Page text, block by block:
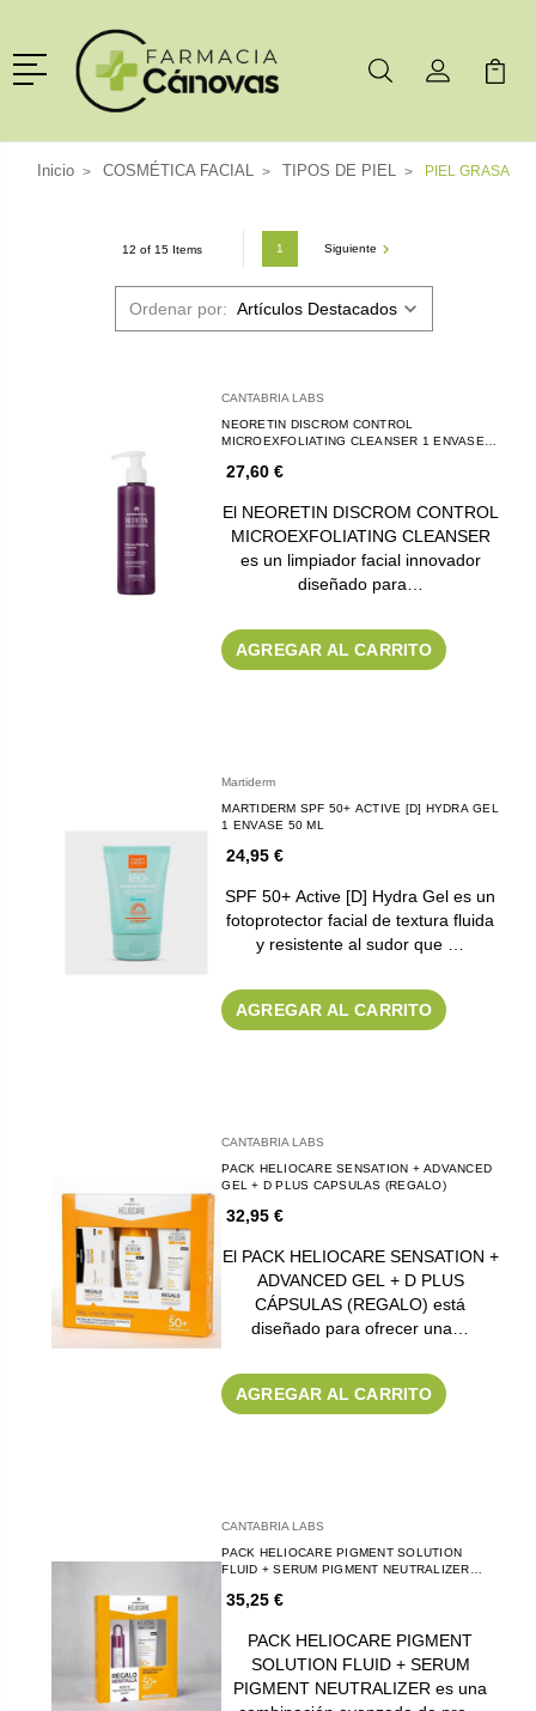
Menú
BuscarMi Cuenta
Mi
Inicio COSMÉTICA FACIAL TIPOS DE PIEL PIEL GRASA
12 of 15 Items 1 Siguiente
Ordenar por:
CANTABRIA LABS
NEORETIN DISCROM CONTROL
MICROEXFOLIATING CLEANSER 1 ENVASE
27,60 €
El NEORETIN DISCROM CONTROL
MICROEXFOLIATING CLEANSER
es un limpiador facial innovador
diseñado para…
AGREGAR AL CARRITO
Martiderm
MARTIDERM SPF 50+ ACTIVE [D] HYDRA GEL
1 ENVASE 50 ML
24,95 €
SPF 50+ Active [D] Hydra Gel es un
fotoprotector facial de textura fluida
y resistente al sudor que …
AGREGAR AL CARRITO
CANTABRIA LABS
PACK HELIOCARE SENSATION + ADVANCED
GEL + D PLUS CAPSULAS (REGALO)
32,95 €
El PACK HELIOCARE SENSATION +
ADVANCED GEL + D PLUS
CÁPSULAS (REGALO) está
diseñado para ofrecer una…
AGREGAR AL CARRITO
CANTABRIA LABS
PACK HELIOCARE PIGMENT SOLUTION
FLUID + SERUM PIGMENT NEUTRALIZER
35,25 €
PACK HELIOCARE PIGMENT
SOLUTION FLUID + SERUM
PIGMENT NEUTRALIZER es una